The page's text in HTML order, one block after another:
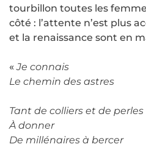
tourbillon toutes les
côté : l’attente n’est plus
et la renaissance sont en
«Je connais
Le chemin des astres
Tant de colliers et de perles
À donner
De millénaires à bercer